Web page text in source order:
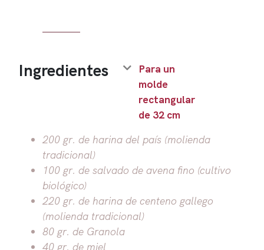
Ingredientes
Para un
molde
rectangular
de 32 cm
200 gr. de harina del país (molienda
tradicional)
100 gr. de salvado de avena fino (cultivo
biológico)
220 gr. de harina de centeno gallego
(molienda tradicional)
80 gr. de Granola
40 gr. de miel